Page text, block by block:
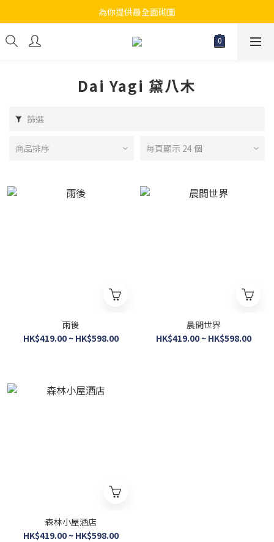
江帆天楊砌圖
為你提供最全面砌圖
無論大人小朋友都會搵到佢哋最鐘意既砌圖
Dai Yagi 黛八木
篩選
商品排序 每頁顯示 24 個
雨後
HK$419.00 ~ HK$598.00
晨間世界
HK$419.00 ~ HK$598.00
森林小屋酒店
HK$419.00 ~ HK$598.00